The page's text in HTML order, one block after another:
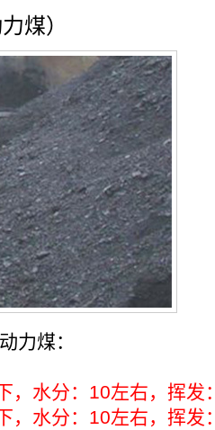
煤）
力煤：
，水分： 10左右，挥发：
，水分： 10左右，挥发：